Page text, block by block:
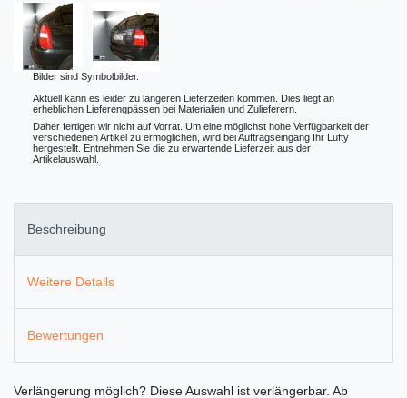
Bilder sind Symbolbilder.
Aktuell kann es leider zu längeren Lieferzeiten kommen. Dies liegt an
erheblichen Lieferengpässen bei Materialien und Zulieferern.
Daher fertigen wir nicht auf Vorrat. Um eine möglichst hohe Verfügbarkeit der
verschiedenen Artikel zu ermöglichen, wird bei Auftragseingang Ihr Lufty
hergestellt. Entnehmen Sie die zu erwartende Lieferzeit aus der
Artikelauswahl.
Beschreibung
Weitere Details
Bewertungen
Verlängerung möglich? Diese Auswahl ist verlängerbar. Ab